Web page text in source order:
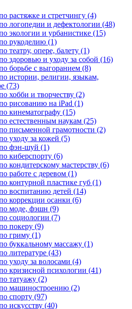
растяжке и стретчингу (4)
логопедии и дефектологии (48)
экологии и урбанистике (15)
рукоделию (1)
театру, опере, балету (1)
здоровью и уходу за собой (16)
борьбе с выгоранием (8)
истории, религии, языкам,
(73)
хобби и творчеству (2)
рисованию на iPad (1)
кинематографу (15)
естественным наукам (25)
письменной грамотности (2)
уходу за кожей (5)
фэн-шуй (1)
киберспорту (6)
кондитерскому мастерству (6)
работе с деревом (1)
контурной пластике губ (1)
воспитанию детей (14)
коррекции осанки (6)
моде, фэшн (9)
социологии (7)
покеру (9)
гриму (1)
буккальному массажу (1)
литературе (43)
уходу за волосами (4)
кризисной психологии (41)
татуажу (2)
машиностроению (2)
спорту (97)
искусству (40)